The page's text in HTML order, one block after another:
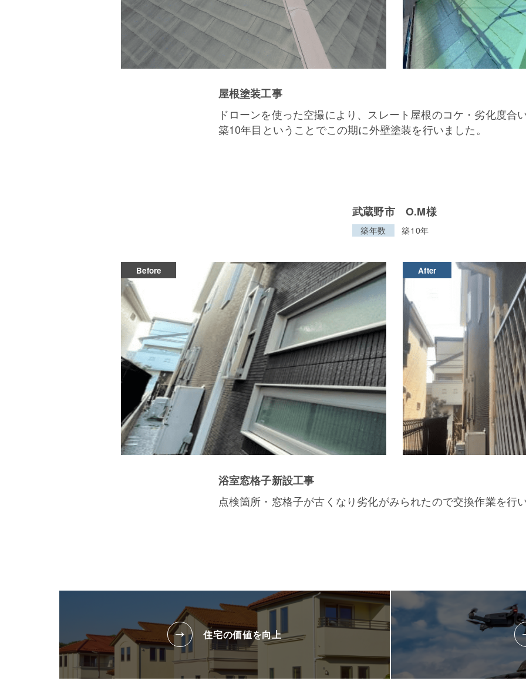
屋根塗装工事
ドローンを使った空撮により、スレート屋根のコケ・劣化度合
築10年目ということでこの期に外壁塗装を行いました。
武蔵野市 O.M様
築年数 築10年
浴室窓格子新設工事
点検箇所・窓格子が古くなり劣化がみられたので交換作業を行
住宅の価値を向上